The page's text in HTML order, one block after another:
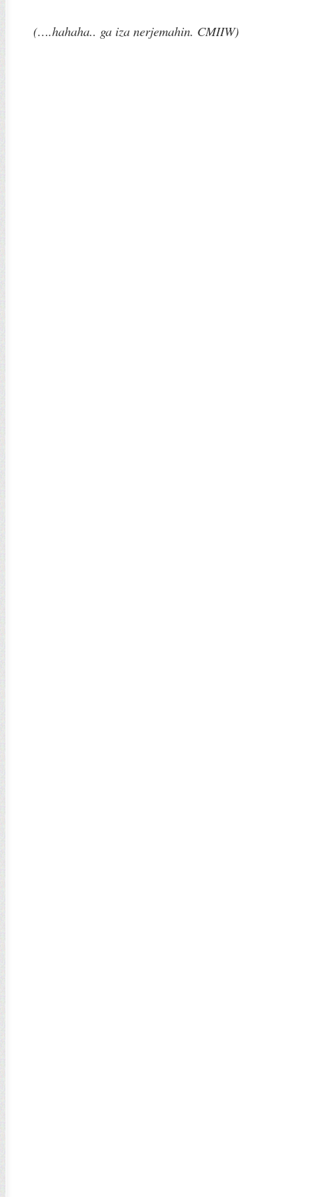
(….hahaha.. ga iza nerjemahin. CMIIW)